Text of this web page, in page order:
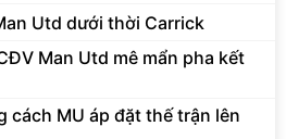
Utd dưới thời Carrick
Man Utd mê mẩn pha kết
cách MU áp đặt thế trận lên